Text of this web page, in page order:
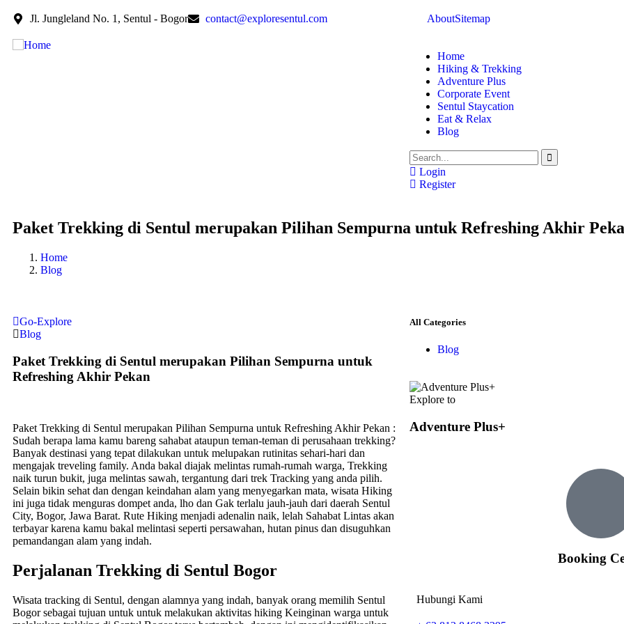
Jl. Jungleland No. 1, Sentul - Bogor contact@exploresentul.com AboutSitemap
Home
Hiking & Trekking
Adventure Plus
Corporate Event
Sentul Staycation
Eat & Relax
Blog
Login
Register
Paket Trekking di Sentul merupakan Pilihan Sempurna untuk Refreshing Akhir
Home
Blog
Go-Explore
Blog
Paket Trekking di Sentul merupakan Pilihan Sempurna untuk
Refreshing Akhir Pekan
Paket Trekking di Sentul merupakan Pilihan Sempurna untuk Refreshing Akhir Pekan :
Sudah berapa lama kamu bareng sahabat ataupun teman-teman di perusahaan trekking?
Banyak destinasi yang tepat dilakukan untuk melupakan rutinitas sehari-hari dan
mengajak treveling family. Anda bakal diajak melintas rumah-rumah warga, Trekking
naik turun bukit, juga melintas sawah, tergantung dari trek Tracking yang anda pilih.
Selain bikin sehat dan dengan keindahan alam yang menyegarkan mata, wisata Hiking
ini juga tidak menguras dompet anda, lho dan Gak terlalu jauh-jauh dari daerah Sentul
City, Bogor, Jawa Barat. Rute Hiking menjadi adenalin naik, lelah Sahabat Lintas akan
terbayar karena kamu bakal melintasi seperti persawahan, hutan pinus dan disuguhkan
pemandangan alam yang indah.
Perjalanan Trekking di Sentul Bogor
Wisata tracking di Sentul, dengan alamnya yang indah, banyak orang memilih Sentul
Bogor sebagai tujuan untuk untuk melakukan aktivitas hiking Keinginan warga untuk
All Categories
Blog
Explore to
Adventure Plus+
Booking
Hubungi Kami